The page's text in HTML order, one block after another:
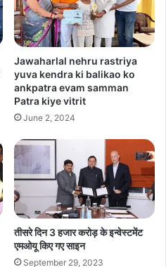
Jawaharlal nehru rastriya
yuva kendra ki balikao ko
ankpatra evam samman
Patra kiye vitrit
June 2, 2024
तीसरे दिन 3 हजार करोड़ के इन्वेस्टमेंट
एमओयू किए गए साइन
September 29, 2023